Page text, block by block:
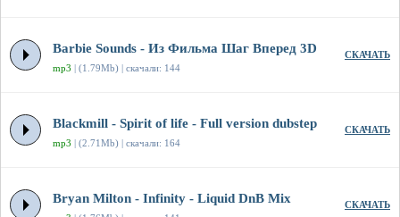
Barbie Sounds - Из Фильма Шаг Вперед 3D
mp3 | (1.79Mb) | скачали: 144
СКАЧАТЬ
Blackmill - Spirit of life - Full version dubstep
mp3 | (2.71Mb) | скачали: 164
СКАЧАТЬ
Bryan Milton - Infinity - Liquid DnB Mix СКАЧАТЬ